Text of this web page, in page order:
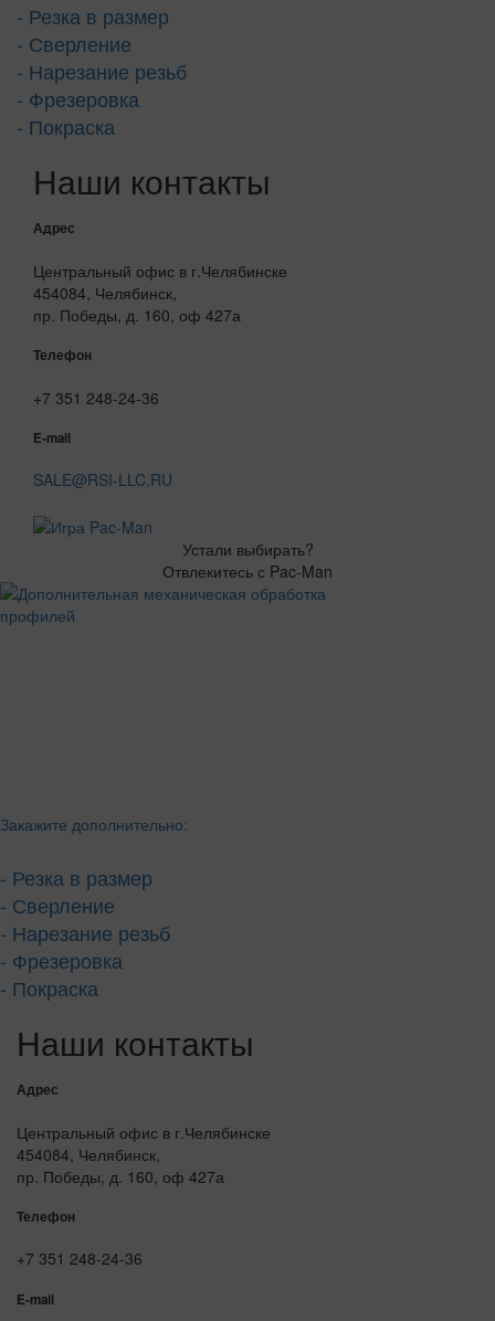
- Резка в размер
- Сверление
- Нарезание резьб
- Фрезеровка
- Покраска
Наши контакты
Адрес
Центральный офис в г.Челябинске
454084, Челябинск,
пр. Победы, д. 160, оф 427а
Телефон
+7 351 248-24-36
E-mail
SALE@RSI-LLC.RU
Устали выбирать?
Отвлекитесь с Pac-Man
Закажите дополнительно:
- Резка в размер
- Сверление
- Нарезание резьб
- Фрезеровка
- Покраска
Наши контакты
Адрес
Центральный офис в г.Челябинске
454084, Челябинск,
пр. Победы, д. 160, оф 427а
Телефон
+7 351 248-24-36
E-mail